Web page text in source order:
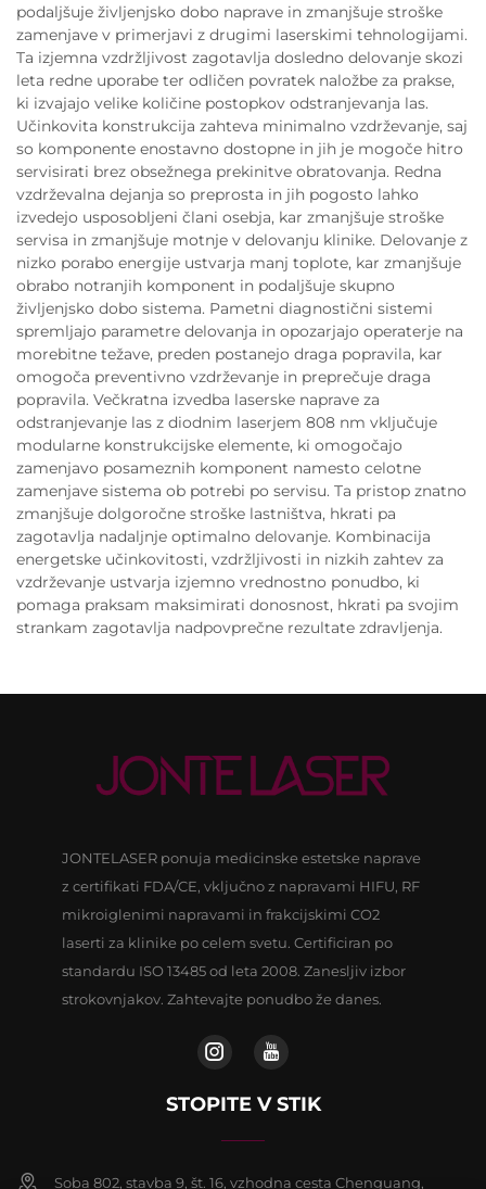
podaljšuje življenjsko dobo naprave in zmanjšuje stroške
zamenjave v primerjavi z drugimi laserskimi tehnologijami.
Ta izjemna vzdržljivost zagotavlja dosledno delovanje skozi
leta redne uporabe ter odličen povratek naložbe za prakse,
ki izvajajo velike količine postopkov odstranjevanja las.
Učinkovita konstrukcija zahteva minimalno vzdrževanje, saj
so komponente enostavno dostopne in jih je mogoče hitro
servisirati brez obsežnega prekinitve obratovanja. Redna
vzdrževalna dejanja so preprosta in jih pogosto lahko
izvedejo usposobljeni člani osebja, kar zmanjšuje stroške
servisa in zmanjšuje motnje v delovanju klinike. Delovanje z
nizko porabo energije ustvarja manj toplote, kar zmanjšuje
obrabo notranjih komponent in podaljšuje skupno
življenjsko dobo sistema. Pametni diagnostični sistemi
spremljajo parametre delovanja in opozarjajo operaterje na
morebitne težave, preden postanejo draga popravila, kar
omogoča preventivno vzdrževanje in preprečuje draga
popravila. Večkratna izvedba laserske naprave za
odstranjevanje las z diodnim laserjem 808 nm vključuje
modularne konstrukcijske elemente, ki omogočajo
zamenjavo posameznih komponent namesto celotne
zamenjave sistema ob potrebi po servisu. Ta pristop znatno
zmanjšuje dolgoročne stroške lastništva, hkrati pa
zagotavlja nadaljnje optimalno delovanje. Kombinacija
energetske učinkovitosti, vzdržljivosti in nizkih zahtev za
vzdrževanje ustvarja izjemno vrednostno ponudbo, ki
pomaga praksam maksimirati donosnost, hkrati pa svojim
strankam zagotavlja nadpovprečne rezultate zdravljenja.
JONTELASER ponuja medicinske estetske naprave
z certifikati FDA/CE, vključno z napravami HIFU, RF
mikroiglenimi napravami in frakcijskimi CO2
laserti za klinike po celem svetu. Certificiran po
standardu ISO 13485 od leta 2008. Zanesljiv izbor
strokovnjakov. Zahtevajte ponudbo že danes.
STOPITE V STIK
Soba 802, stavba 9, št. 16, vzhodna cesta Chenguang,